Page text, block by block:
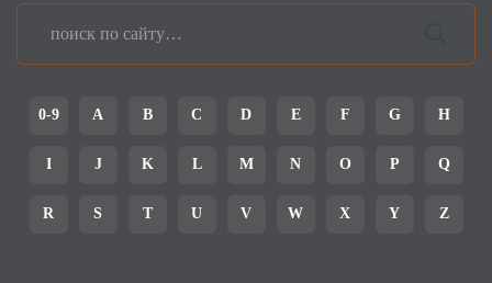
0-9 A B C D E F G H
I J K L M N O P Q
R S T U V W X Y Z